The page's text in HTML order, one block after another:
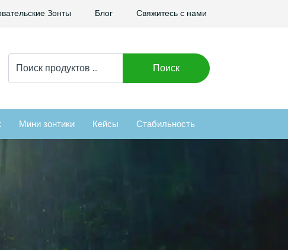
Зонты Блог Свяжитесь с нами
Искать:
Поиск
Мини зонтики Кейсы Стабильность